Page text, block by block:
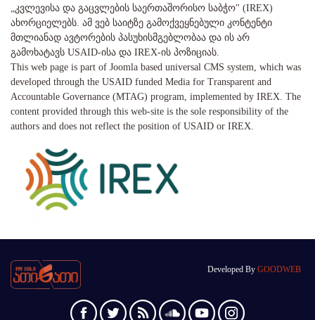
„კვლევისა და გაცვლების საერთაშორისო საბჭო" (IREX)
ახორციელებს. ამ ვებ საიტზე გამოქვეყნებული კონტენტი
მთლიანად ავტორების პასუხისმგებლობაა და ის არ
გამოხატავს USAID-ისა და IREX-ის პოზიციას.
This web page is part of Joomla based universal CMS system, which was
developed through the USAID funded Media for Transparent and
Accountable Governance (MTAG) program, implemented by IREX. The
content provided through this web-site is the sole responsibility of the
authors and does not reflect the position of USAID or IREX.
Developed By GOODWEB